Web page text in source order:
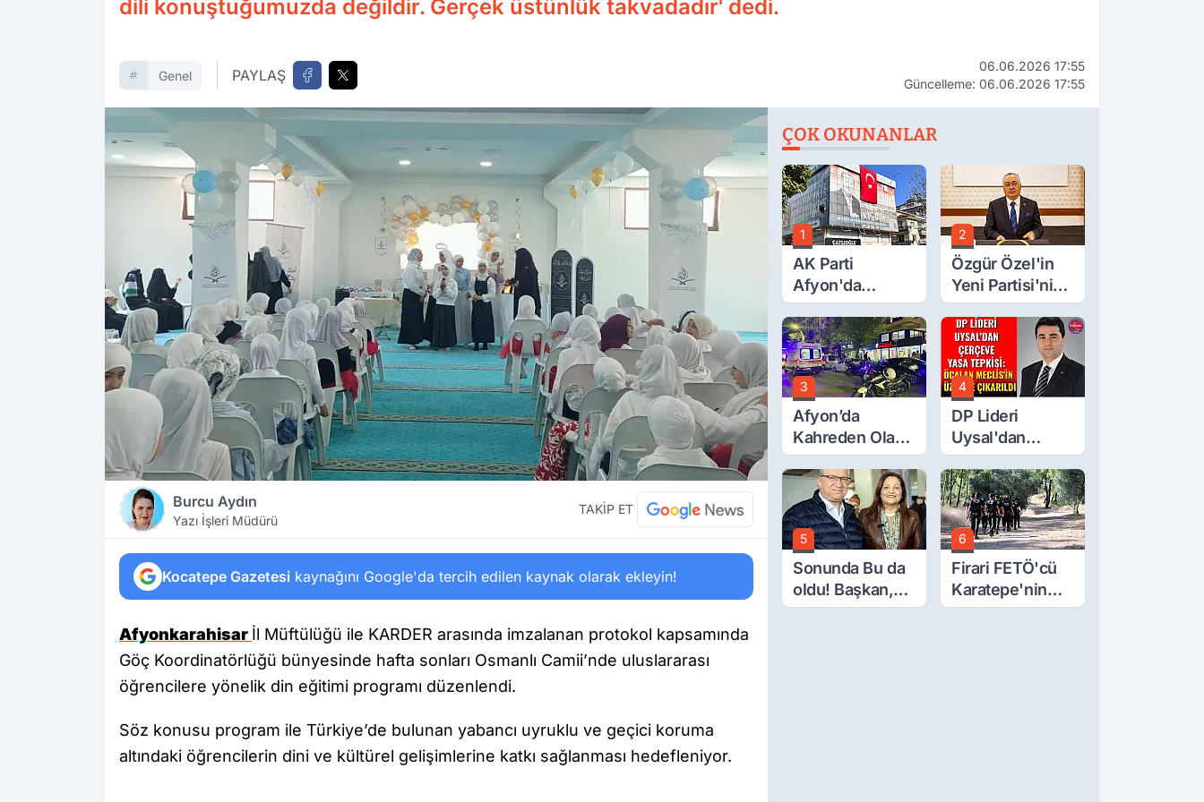
dili konuştuğumuzda değildir. Gerçek üstünlük takvadadır' dedi.
Genel PAYLAŞ
06.06.2026 17:55
Güncelleme: 06.06.2026 17:55
Burcu Aydın
Yazı İşleri Müdürü
TAKİP ET
Kocatepe Gazetesi kaynağını Google'da tercih edilen kaynak olarak ekleyin!
Afyonkarahisar İl Müftülüğü ile KARDER arasında imzalanan protokol kapsamında
Göç Koordinatörlüğü bünyesinde hafta sonları Osmanlı Camii’nde uluslararası
öğrencilere yönelik din eğitimi programı düzenlendi.
Söz konusu program ile Türkiye’de bulunan yabancı uyruklu ve geçici koruma
altındaki öğrencilerin dini ve kültürel gelişimlerine katkı sağlanması hedefleniyor.
ÇOK OKUNANLAR
1
AK Parti
Afyon'da
Turgay Şahin'in
Ardından Bir
Şok Daha!
2
Özgür Özel'in
Yeni Partisi'nin
Afyon Başkanı
Belli Oldu
3
Afyon’da
Kahreden Olay:
6 Yaşındaki
Çocuk 6. Kattan
Düştü
4
DP Lideri
Uysal'dan
Çerçeve Yasa
Tepkisi: Öcalan
Meclis'in
Üzerine Çıkarıldı
5
Sonunda Bu da
oldu! Başkan,
Meclis Üyesini
6
Firari FETÖ'cü
Karatepe'nin
Gösterdiği